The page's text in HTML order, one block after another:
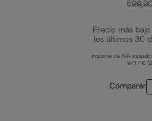
Precio más bajo
los últimos 30
Importe de IVA
97,17 €
Comparar